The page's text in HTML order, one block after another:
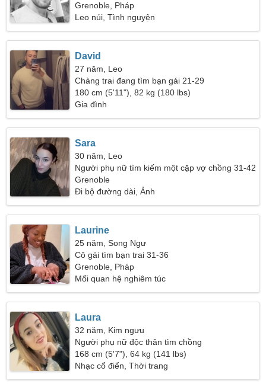
Grenoble, Pháp
Leo núi, Tình nguyện
David
27 năm, Leo
Chàng trai đang tìm bạn gái 21-29
180 cm (5'11"), 82 kg (180 lbs)
Gia đình
Sara
30 năm, Leo
Người phụ nữ tìm kiếm một cặp vợ chồng 31-42
Grenoble
Đi bộ đường dài, Ảnh
Laurine
25 năm, Song Ngư
Cô gái tìm bạn trai 31-36
Grenoble, Pháp
Mối quan hệ nghiêm túc
Laura
32 năm, Kim ngưu
Người phụ nữ độc thân tìm chồng
168 cm (5'7"), 64 kg (141 lbs)
Nhạc cổ điển, Thời trang